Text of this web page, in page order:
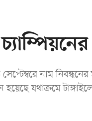
নাম
হয়েছে যথাক্রমে